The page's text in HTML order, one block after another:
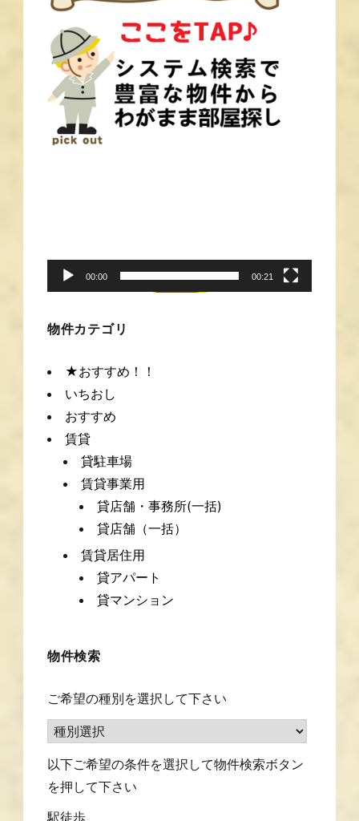
ヤ
ー
00:00 00:21
物件カテゴリ
★おすすめ！！
いちおし
おすすめ
賃貸
貸駐車場
賃貸事業用
貸店舗・事務所(一括)
貸店舗（一括）
賃貸居住用
貸アパート
貸マンション
物件検索
ご希望の種別を選択して下さい
以下ご希望の条件を選択して物件検索ボタン
を押して下さい
駅徒歩